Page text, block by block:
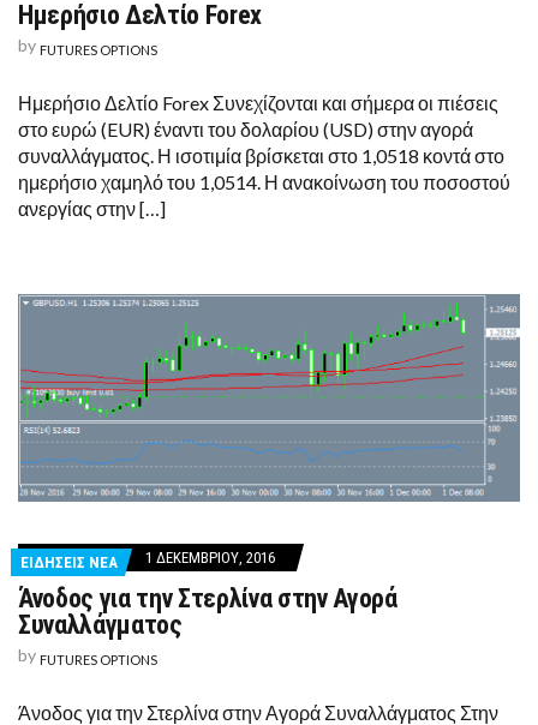
Ημερήσιο Δελτίο Forex
by FUTURES OPTIONS
Ημερήσιο Δελτίο Forex Συνεχίζονται και σήμερα οι πιέσεις
στο ευρώ (EUR) έναντι του δολαρίου (USD) στην αγορά
συναλλάγματος. Η ισοτιμία βρίσκεται στο 1,0518 κοντά στο
ημερήσιο χαμηλό του 1,0514. Η ανακοίνωση του ποσοστού
ανεργίας στην […]
ΕΙΔΗΣΕΙΣ ΝΕΑ 1 ΔΕΚΕΜΒΡΊΟΥ, 2016
Άνοδος για την Στερλίνα στην Αγορά
Συναλλάγματος
by FUTURES OPTIONS
Άνοδος για την Στερλίνα στην Αγορά Συναλλάγματος Στην